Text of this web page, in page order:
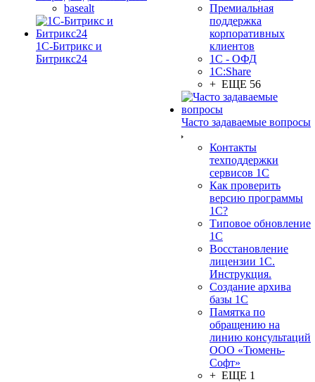
basealt
1С-Битрикс и
Битрикс24
Премиальная
поддержка
корпоративных
клиентов
1С - ОФД
1С:Share
+ ЕЩЕ 56
Часто задаваемые вопросы
Контакты
техподдержки
сервисов 1С
Как проверить
версию программы
1С?
Типовое обновление
1С
Восстановление
лицензии 1С.
Инструкция.
Создание архива
базы 1С
Памятка по
обращению на
линию консультаций
ООО «Тюмень-
Софт»
+ ЕЩЕ 1